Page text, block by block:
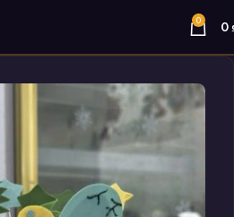
0 0